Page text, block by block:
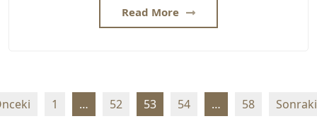
Read More
Yazı
sayfalaması
1 … 52 53 54 … 58 Sonraki